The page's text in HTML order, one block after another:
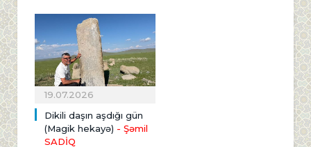
19.07.2026
Dikili daşın aşdığı gün
(Magik hekayə) - Şəmil
SADİQ